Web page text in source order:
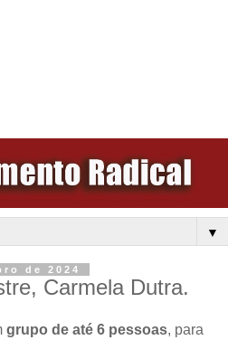
▼
de 2024
Carmela Dutra.
grupo de até 6 pessoas, para